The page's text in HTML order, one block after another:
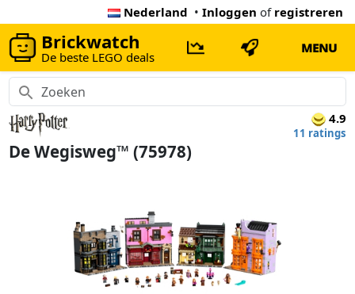
Nederland • Inloggen of registreren
Brickwatch
De beste LEGO deals
MENU
4.9
11 ratings
De Wegisweg™ (75978)